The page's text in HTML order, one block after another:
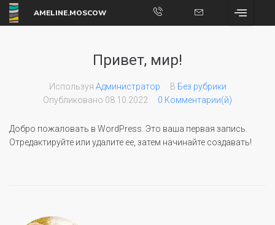
AMELINE.MOSCOW
Привет, мир!
Используя Администратор В Без рубрики
Опубликовано 08.10.2022 0 Комментарии(й)
Добро пожаловать в WordPress. Это ваша первая запись.
Отредактируйте или удалите ее, затем начинайте создавать!